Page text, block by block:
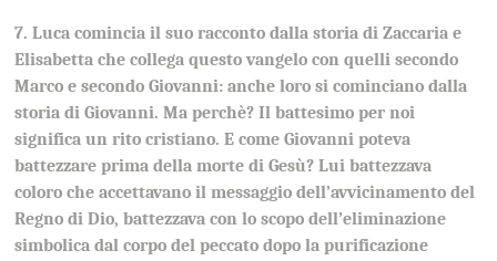
7. Luca comincia il suo racconto dalla storia di Zaccaria e
Elisabetta che collega questo vangelo con quelli secondo
Marco e secondo Giovanni: anche loro si cominciano dalla
storia di Giovanni. Ma perchè? Il battesimo per noi
significa un rito cristiano. E come Giovanni poteva
battezzare prima della morte di Gesù? Lui battezzava
coloro che accettavano il messaggio dell’avvicinamento del
Regno di Dio, battezzava con lo scopo dell’eliminazione
simbolica dal corpo del peccato dopo la purificazione